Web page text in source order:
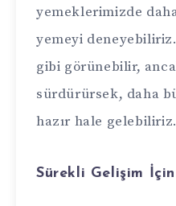
yemeklerimizde
yemeyi
gibi görünebilir,
sürdürürsek, daha
hazır hale gelebiliriz.
Sürekli Gelişim